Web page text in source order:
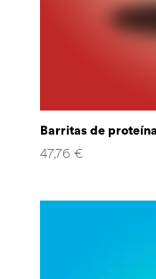
Barritas de
47,76 €